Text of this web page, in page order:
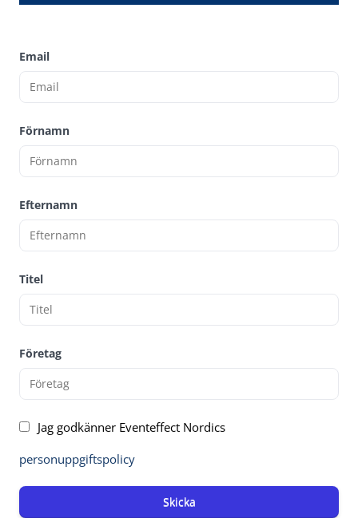
Email
Förnamn
Efternamn
Titel
Företag
Jag godkänner Eventeffect Nordics
personuppgiftspolicy
Skicka